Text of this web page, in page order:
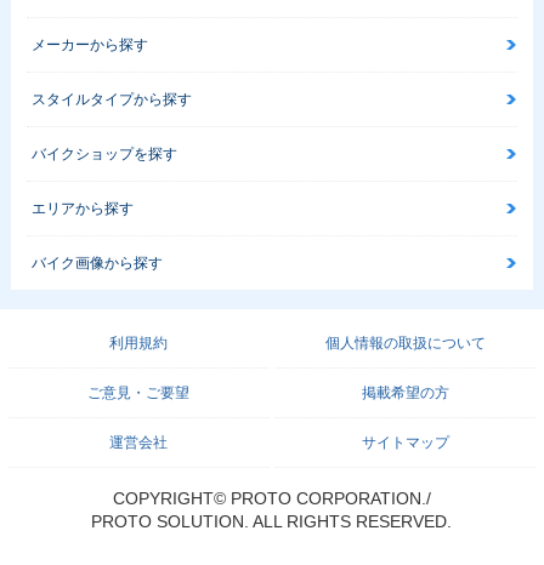
メーカーから探す
スタイルタイプから探す
バイクショップを探す
エリアから探す
バイク画像から探す
利用規約 個人情報の取扱について
ご意見・ご要望 掲載希望の方
運営会社 サイトマップ
COPYRIGHT© PROTO CORPORATION./
PROTO SOLUTION. ALL RIGHTS RESERVED.